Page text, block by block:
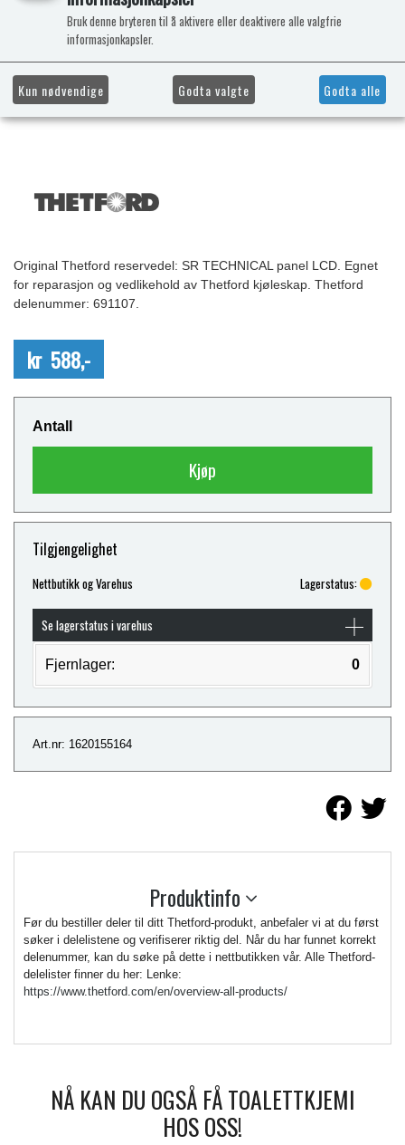
Original Thetford reservedel: SR TECHNICAL panel LCD. Egnet
for reparasjon og vedlikehold av Thetford kjøleskap. Thetford
delenummer: 691107.
kr 588,-
Antall
Kjøp
Tilgjengelighet
Nettbutikk og Varehus Lagerstatus:
Se lagerstatus i varehus
Fjernlager: 0
Art.nr: 1620155164
Produktinfo
Før du bestiller deler til ditt Thetford-produkt, anbefaler vi at du først
søker i delelistene og verifiserer riktig del. Når du har funnet korrekt
delenummer, kan du søke på dette i nettbutikken vår. Alle Thetford-
delelister finner du her: Lenke:
https://www.thetford.com/en/overview-all-products/
NÅ KAN DU OGSÅ FÅ TOALETTKJEMI
HOS OSS!
Bruk denne bryteren til å aktivere eller deaktivere alle valgfrie
informasjonkapsler.
Kun nødvendige Godta valgte Godta alle